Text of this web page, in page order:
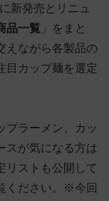
新発売とリニュ
品一覧 」をまと
えながら各製品の
目カップ麺を選定
プラーメン、カッ
スが気になる方は
リストも公開して
ください。※今回